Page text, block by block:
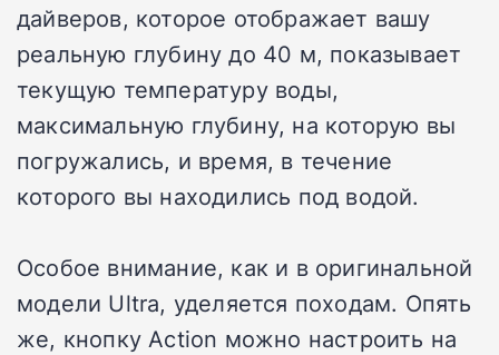
дайверов, которое отображает вашу
реальную глубину до 40 м, показывает
текущую температуру воды,
максимальную глубину, на которую вы
погружались, и время, в течение
которого вы находились под водой.
Особое внимание, как и в оригинальной
модели Ultra, уделяется походам. Опять
же, кнопку Action можно настроить на